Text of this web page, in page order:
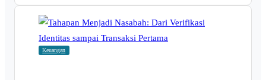
Keuangan